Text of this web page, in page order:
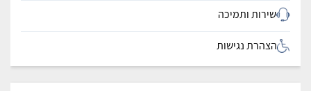
שירות ותמיכה
הצהרת נגישות